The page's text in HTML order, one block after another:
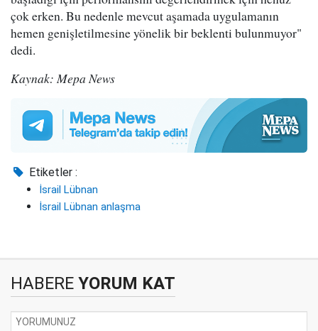
çok erken. Bu nedenle mevcut aşamada uygulamanın
hemen genişletilmesine yönelik bir beklenti bulunmuyor"
dedi.
Kaynak: Mepa News
Etiketler :
İsrail Lübnan
İsrail Lübnan anlaşma
HABERE YORUM KAT